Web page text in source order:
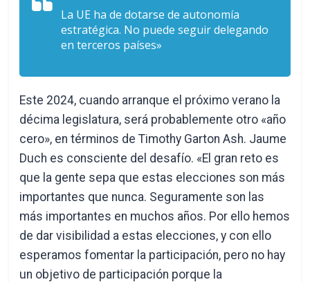
La UE ha de dotarse de autonomía
estratégica. No puede seguir delegando
en terceros países»
Este 2024, cuando arranque el próximo verano la
décima legislatura, será probablemente otro «año
cero», en términos de Timothy Garton Ash. Jaume
Duch es consciente del desafío. «El gran reto es
que la gente sepa que estas elecciones son más
importantes que nunca. Seguramente son las
más importantes en muchos años. Por ello hemos
de dar visibilidad a estas elecciones, y con ello
esperamos fomentar la participación, pero no hay
un objetivo de participación porque la